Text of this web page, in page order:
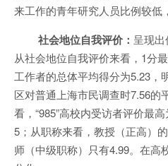
来工作的青年研究人员比例较低
社会地位自我评价： 呈现出
从社会地位自我评价来看，1分
工作者的总体平均得分为5.23，
区对普通上海市民调查时7.56的
看，“985”高校内受访者评价最
5；从职称来看，教授（正高）
师（中级职称）只有4.99。在高